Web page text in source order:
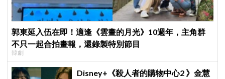
郭東延入伍在即！適逢《雲畫的月光》10週年，主角群
不只一起合拍畫報，還錄製特別節目
韓劇
Disney+《殺人者的購物中心2 》金慧